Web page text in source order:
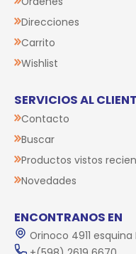
Direcciones
Carrito
Wishlist
SERVICIOS AL
Contacto
Buscar
Productos vistos
Novedades
ENCONTRANOS EN
Orinoco 4911